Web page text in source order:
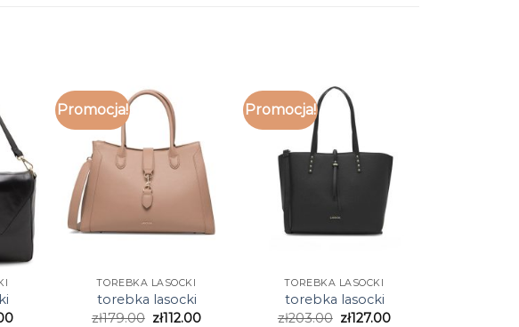
Promocja!
TOREBKA LASOCKI
torebka lasocki
zł179.00 zł112.00
Promocja!
TOREBKA LASOCKI
torebka lasocki
zł203.00 zł127.00